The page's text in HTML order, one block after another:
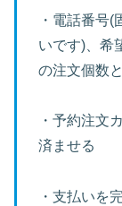
・電話番号
いです)、希
の注文個数
・予約注文
済ませる
・支払いを